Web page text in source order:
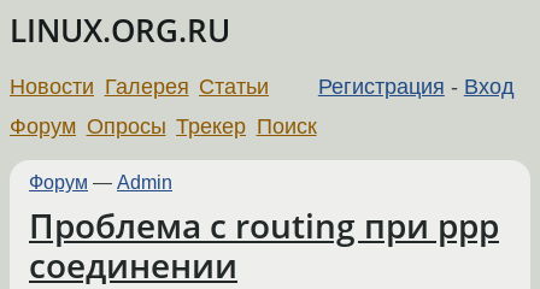
LINUX.ORG.RU
Регистрация - Вход
Новости Галерея Статьи
Форум Опросы Трекер Поиск
Форум — Admin
Проблема с routing при ppp
соединении